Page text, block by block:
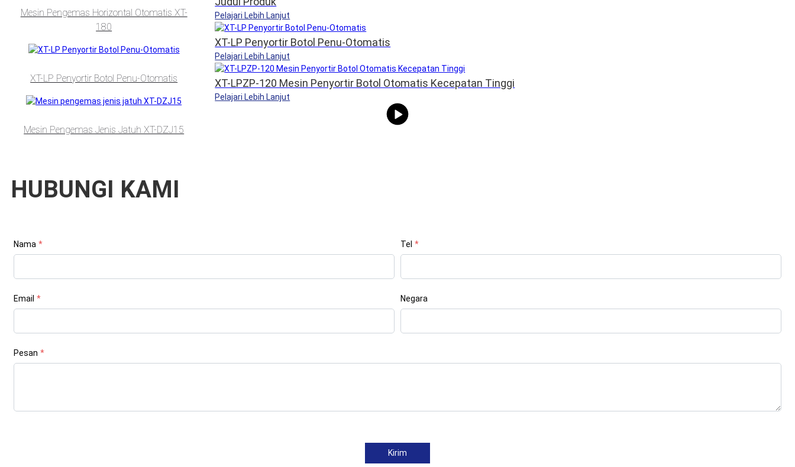
Mesin Pengemas Horizontal Otomatis XT-
180
XT-LP Penyortir Botol Penu-Otomatis
Mesin Pengemas Jenis Jatuh XT-DZJ15
Pelajari Lebih Lanjut
XT-LP Penyortir Botol Penu-Otomatis
Pelajari Lebih Lanjut
XT-LPZP-120 Mesin Penyortir Botol Otomatis Kecepatan Tinggi
Pelajari Lebih Lanjut
HUBUNGI KAMI
Nama * Tel *
Email * Negara
Pesan *
Kirim